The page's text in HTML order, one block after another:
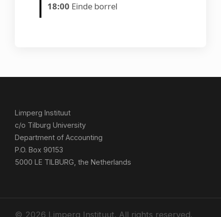
18:00 Einde borrel
Limperg Instituut
c/o Tilburg University
Department of Accounting
P.O. Box 90153
5000 LE TILBURG, the Netherlands
© 2026 Limperg Instituut. All rights reserved.